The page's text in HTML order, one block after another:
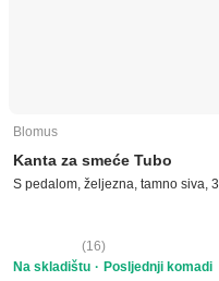
Blomus
Kanta za smeće Tubo
S pedalom, željezna, tamno siva, 3 l
(16)
Na skladištu
Posljednji komadi